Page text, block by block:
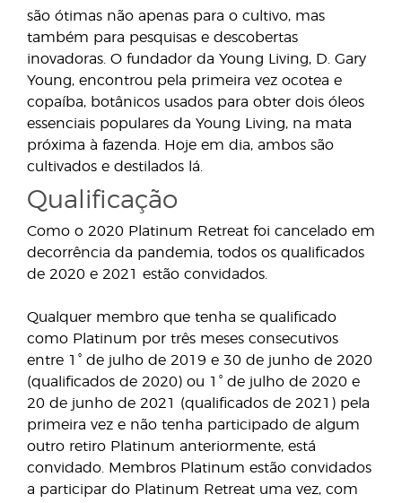
são ótimas não apenas para o cultivo, mas
também para pesquisas e descobertas
inovadoras. O fundador da Young Living, D. Gary
Young, encontrou pela primeira vez ocotea e
copaíba, botânicos usados para obter dois óleos
essenciais populares da Young Living, na mata
próxima à fazenda. Hoje em dia, ambos são
cultivados e destilados lá.
Qualificação
Como o 2020 Platinum Retreat foi cancelado em
decorrência da pandemia, todos os qualificados
de 2020 e 2021 estão convidados.
Qualquer membro que tenha se qualificado
como Platinum por três meses consecutivos
entre 1° de julho de 2019 e 30 de junho de 2020
(qualificados de 2020) ou 1° de julho de 2020 e
20 de junho de 2021 (qualificados de 2021) pela
primeira vez e não tenha participado de algum
outro retiro Platinum anteriormente, está
convidado. Membros Platinum estão convidados
a participar do Platinum Retreat uma vez, com